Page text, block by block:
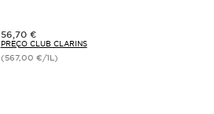
Preço Club Clarins 56,70 €
56,70 €
PREÇO CLUB CLARINS
(567,00 €/1L)